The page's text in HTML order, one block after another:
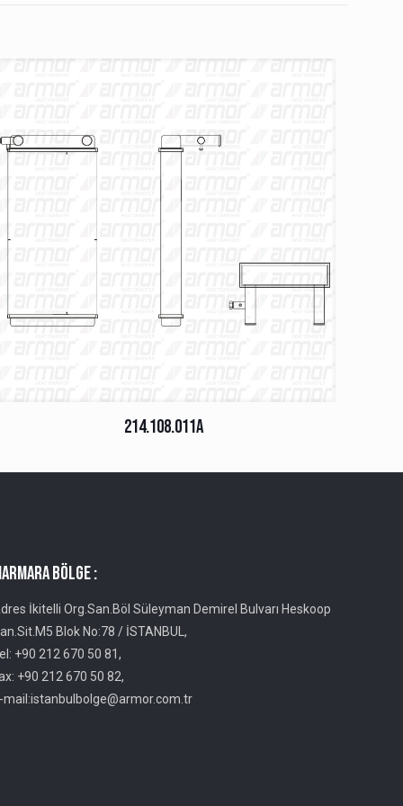
214.108.011A
BÖLGE :
İkitelli Org.San.Böl Süleyman Demirel Bulvarı Heskoop
Blok No:78 / İSTANBUL,
+90 212 670 50 81,
+90 212 670 50 82,
mail:istanbulbolge@armor.com.tr